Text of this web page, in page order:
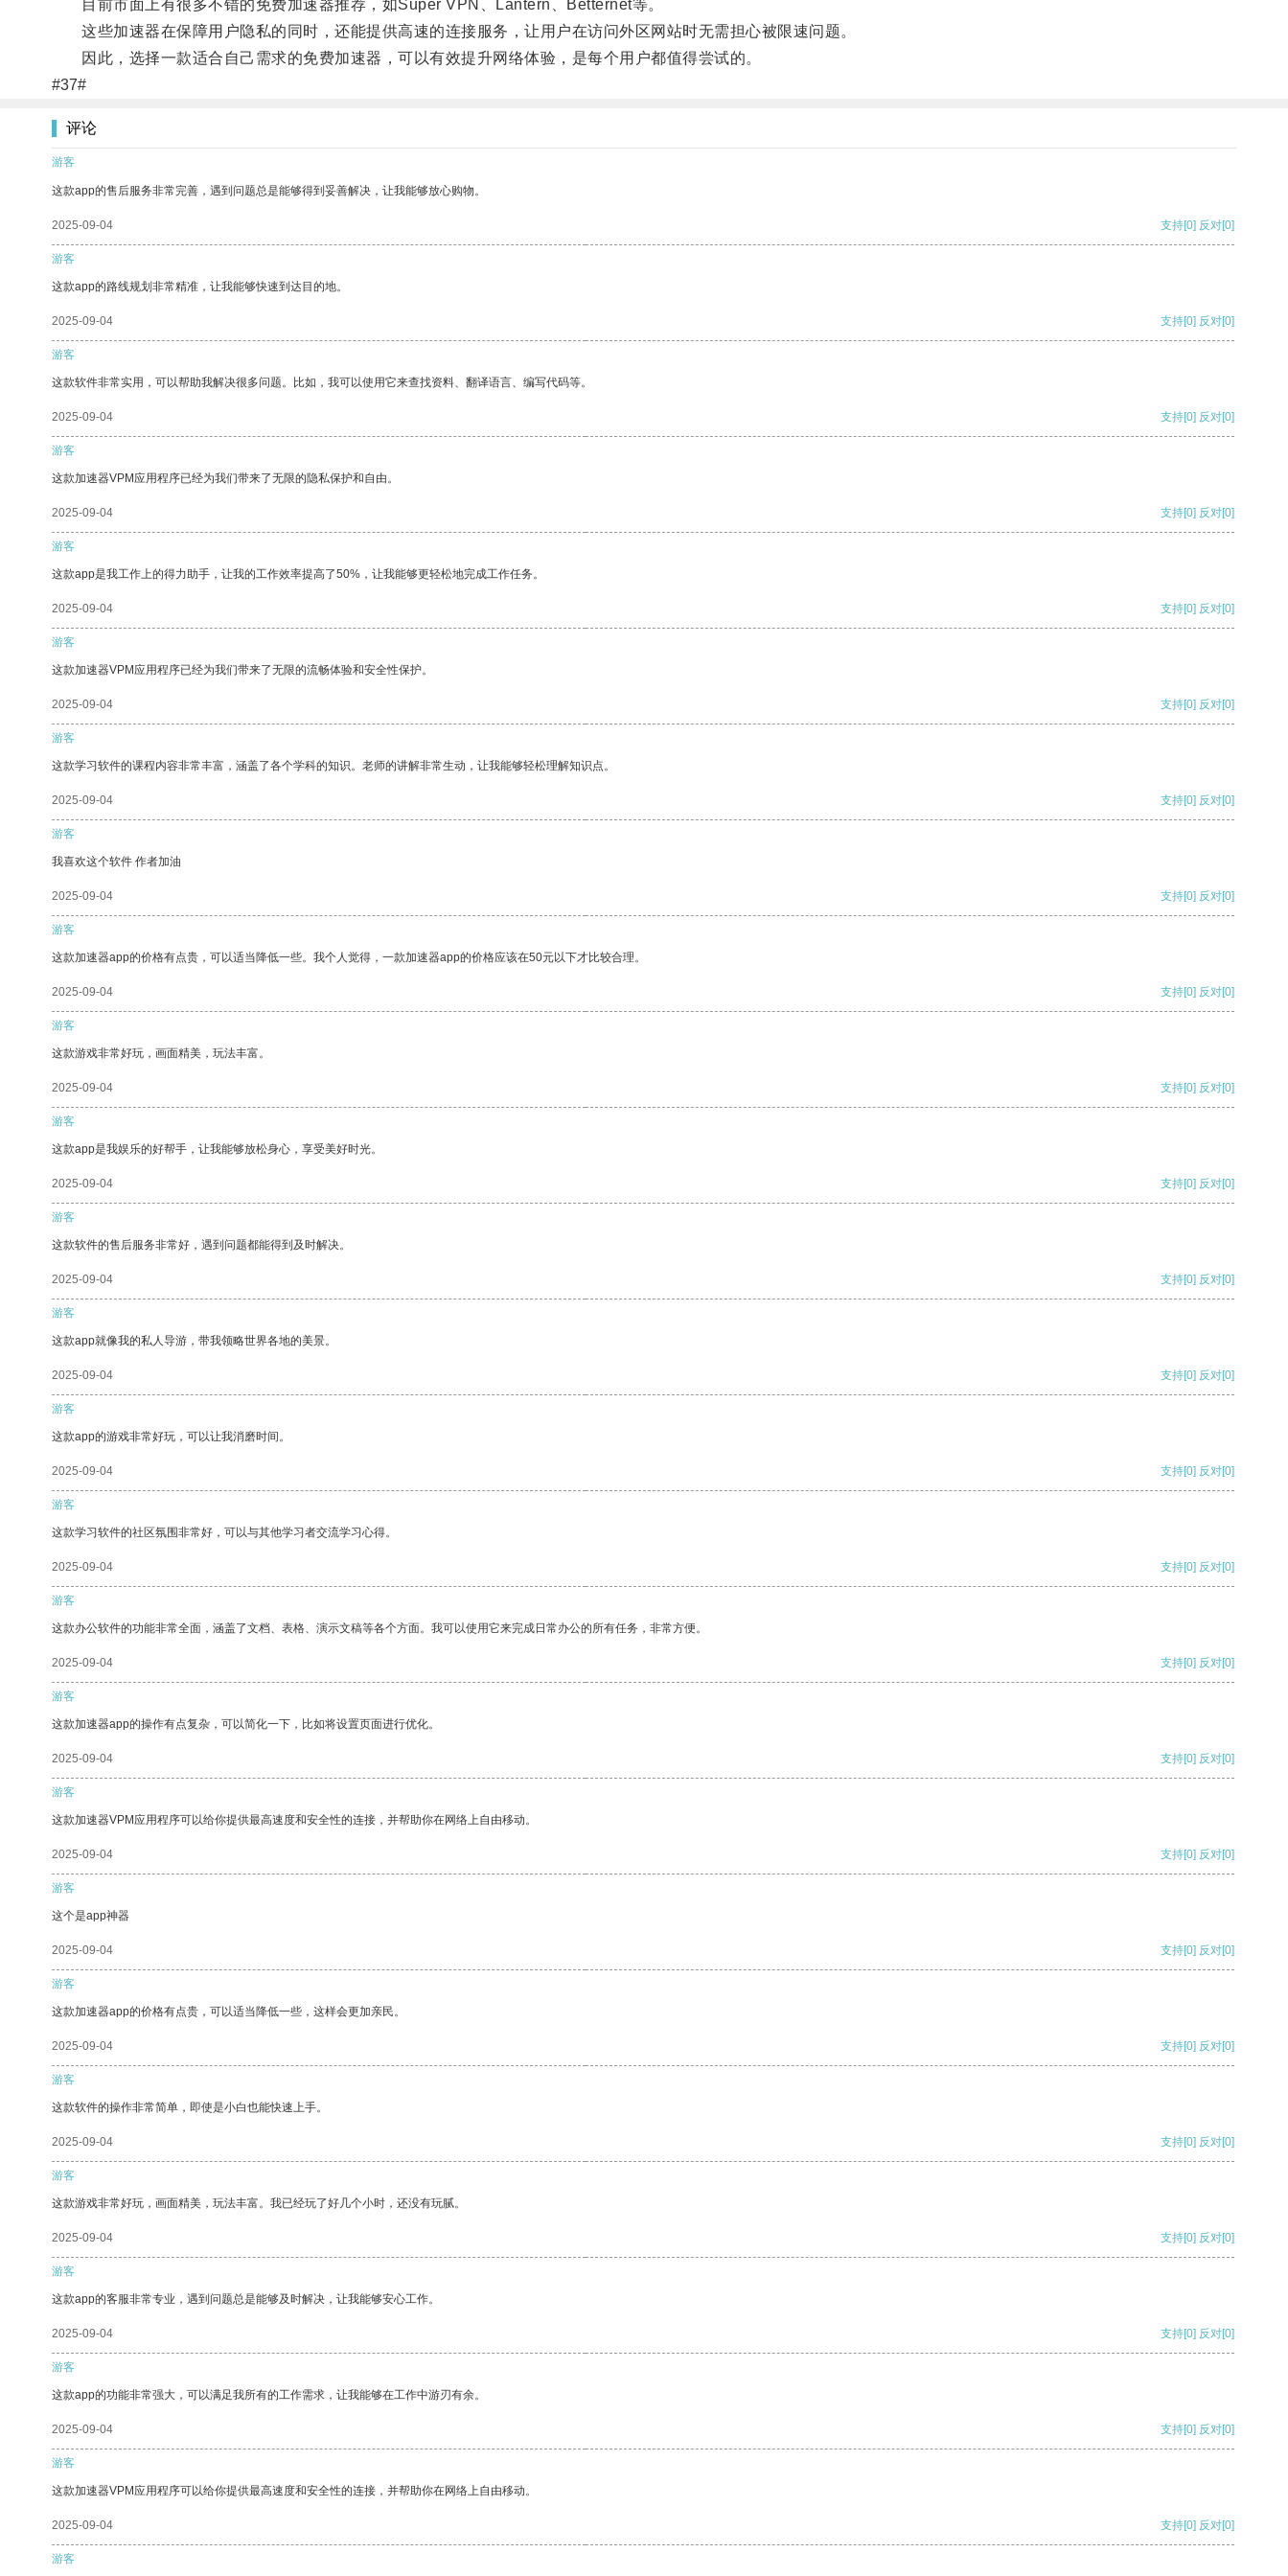
目前市面上有很多不错的免费加速器推荐，如Super VPN、Lantern、Betternet等。
这些加速器在保障用户隐私的同时，还能提供高速的连接服务，让用户在访问外区网站时无需担心被限速问题。
因此，选择一款适合自己需求的免费加速器，可以有效提升网络体验，是每个用户都值得尝试的。
#37#
评论
游客
这款app的售后服务非常完善，遇到问题总是能够得到妥善解决，让我能够放心购物。
2025-09-04 支持[0] 反对[0]
游客
这款app的路线规划非常精准，让我能够快速到达目的地。
2025-09-04 支持[0] 反对[0]
游客
这款软件非常实用，可以帮助我解决很多问题。比如，我可以使用它来查找资料、翻译语言、编写代码等。
2025-09-04 支持[0] 反对[0]
游客
这款加速器VPM应用程序已经为我们带来了无限的隐私保护和自由。
2025-09-04 支持[0] 反对[0]
游客
这款app是我工作上的得力助手，让我的工作效率提高了50%，让我能够更轻松地完成工作任务。
2025-09-04 支持[0] 反对[0]
游客
这款加速器VPM应用程序已经为我们带来了无限的流畅体验和安全性保护。
2025-09-04 支持[0] 反对[0]
游客
这款学习软件的课程内容非常丰富，涵盖了各个学科的知识。老师的讲解非常生动，让我能够轻松理解知识点。
2025-09-04 支持[0] 反对[0]
游客
我喜欢这个软件 作者加油
2025-09-04 支持[0] 反对[0]
游客
这款加速器app的价格有点贵，可以适当降低一些。我个人觉得，一款加速器app的价格应该在50元以下才比较合理。
2025-09-04 支持[0] 反对[0]
游客
这款游戏非常好玩，画面精美，玩法丰富。
2025-09-04 支持[0] 反对[0]
游客
这款app是我娱乐的好帮手，让我能够放松身心，享受美好时光。
2025-09-04 支持[0] 反对[0]
游客
这款软件的售后服务非常好，遇到问题都能得到及时解决。
2025-09-04 支持[0] 反对[0]
游客
这款app就像我的私人导游，带我领略世界各地的美景。
2025-09-04 支持[0] 反对[0]
游客
这款app的游戏非常好玩，可以让我消磨时间。
2025-09-04 支持[0] 反对[0]
游客
这款学习软件的社区氛围非常好，可以与其他学习者交流学习心得。
2025-09-04 支持[0] 反对[0]
游客
这款办公软件的功能非常全面，涵盖了文档、表格、演示文稿等各个方面。我可以使用它来完成日常办公的所有任务，非常方便。
2025-09-04 支持[0] 反对[0]
游客
这款加速器app的操作有点复杂，可以简化一下，比如将设置页面进行优化。
2025-09-04 支持[0] 反对[0]
游客
这款加速器VPM应用程序可以给你提供最高速度和安全性的连接，并帮助你在网络上自由移动。
2025-09-04 支持[0] 反对[0]
游客
这个是app神器
2025-09-04 支持[0] 反对[0]
游客
这款加速器app的价格有点贵，可以适当降低一些，这样会更加亲民。
2025-09-04 支持[0] 反对[0]
游客
这款软件的操作非常简单，即使是小白也能快速上手。
2025-09-04 支持[0] 反对[0]
游客
这款游戏非常好玩，画面精美，玩法丰富。我已经玩了好几个小时，还没有玩腻。
2025-09-04 支持[0] 反对[0]
游客
这款app的客服非常专业，遇到问题总是能够及时解决，让我能够安心工作。
2025-09-04 支持[0] 反对[0]
游客
这款app的功能非常强大，可以满足我所有的工作需求，让我能够在工作中游刃有余。
2025-09-04 支持[0] 反对[0]
游客
这款加速器VPM应用程序可以给你提供最高速度和安全性的连接，并帮助你在网络上自由移动。
2025-09-04 支持[0] 反对[0]
游客